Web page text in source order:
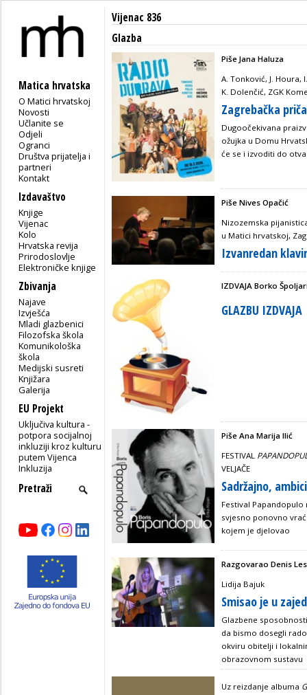
Matica hrvatska
O Matici hrvatskoj
Novosti
Učlanite se
Odjeli
Ogranci
Društva prijatelja i
partneri
Kontakt
Izdavaštvo
Knjige
Vijenac
Kolo
Hrvatska revija
Prirodoslovlje
Elektroničke knjige
Zbivanja
Najave
Izvješća
Mladi glazbenici
Filozofska škola
Komunikološka
škola
Medijski susreti
Knjižara
Galerija
EU Projekt
Uključiva kultura -
potpora socijalnoj
inkluziji kroz kulturu
putem Vijenca
Inkluzija
Vijenac 836
Glazba
Piše Jana Haluza
A. Tonković, J. Houra,
K. Dolenčić, ZGK
Zagrebačka
Dugoočekivana
ožujka u Domu
će se i izvoditi do
Piše Nives Opačić
Nizozemska
u Matici hrvatskoj,
Izvanredan
IZDVAJA Borko
GLAZBU IZDVAJA
Piše Ana Marija Ilić
FESTIVAL
VELJAČE
Sadržajno,
Festival
svjesno ponovno
kojem je djelovao
Razgovarao Denis
Lidija Bajuk
Smisao je u
Glazbene
da bismo dosegli
okviru obitelji i
obrazovnom sustavu
Uz reizdanje albuma